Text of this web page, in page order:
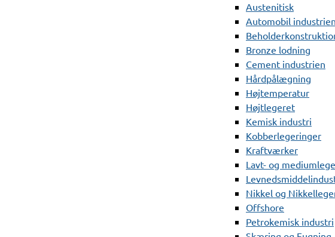
Austenitisk
Automobil industrien
Bronze lodning
Cement industrien
Hårdpålægning
Højtemperatur
Højtlegeret
Kemisk industri
Kobberlegeringer
Kraftværker
Lavt- og
Nikkel og
Offshore
Petrokemisk industri